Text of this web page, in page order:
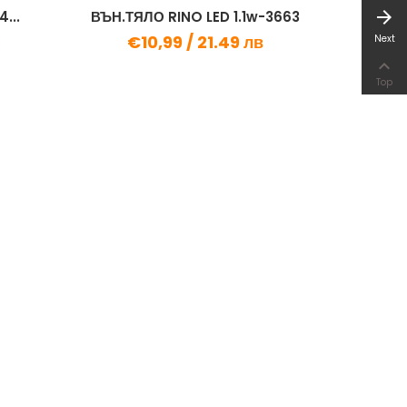
ВЪН.ТЯЛО RINO LED 1.1w-3663
€10,99 / 21.49 лв
arrow_forward
Next

Top